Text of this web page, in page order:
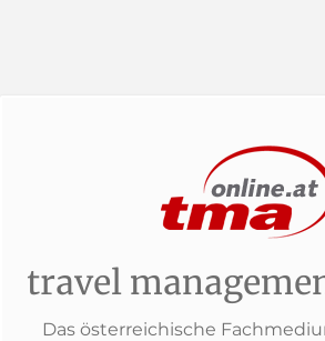
travel
Das österreichische